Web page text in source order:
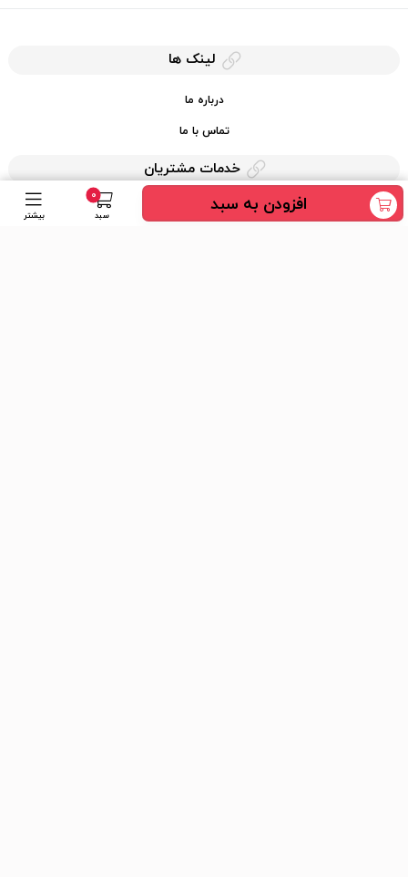
افزودن به سبد 0
سبد بیشتر
لینک ها
درباره ما
تماس با ما
خدمات مشتریان
حریم خصوصی